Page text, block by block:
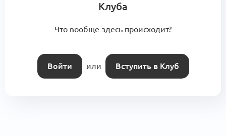
Клуба
Что вообще здесь происходит?
Войти или Вступить в Клуб